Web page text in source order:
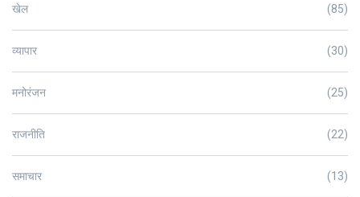
खेल (85)
व्यापार (30)
मनोरंजन (25)
राजनीति (22)
समाचार (13)